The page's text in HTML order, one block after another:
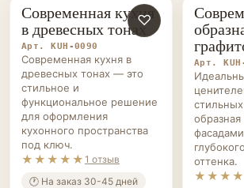
КУХНИ НА ЗАКАЗ ♡
Современная кухня
в древесных тонах
Арт. KUH-0090
Современная кухня в
древесных тонах — это
стильное и
функциональное решение
для оформления
кухонного пространства
под ключ.
★★★★★ 1 отзыв
🕐 На заказ 30-45 дней
Арт.
образная
оттенка.